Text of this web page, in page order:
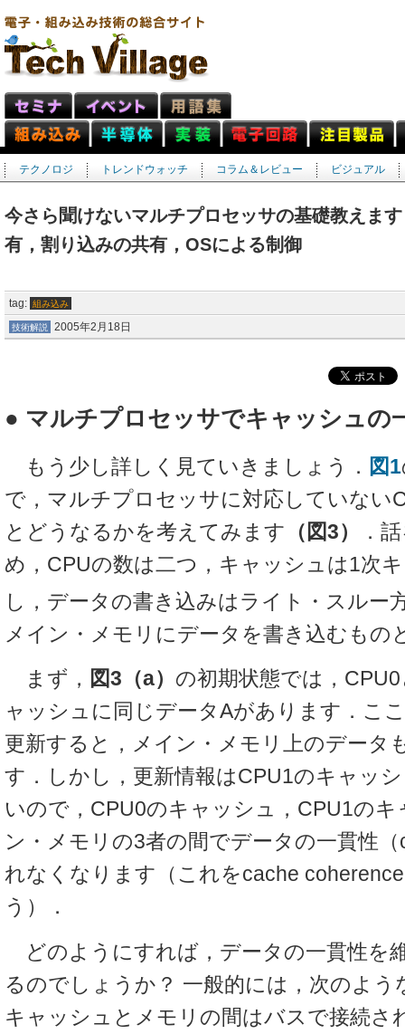
テクノロジ トレンドウォッチ コラム＆レビュー ビジュアル
今さら聞けないマルチプロセッサの基礎教え
有，割り込みの共有，OSによる制御
tag: 組み込み
技術解説 2005年2月18日
● マルチプロセッサでキャッシュの
もう少し詳しく見ていきましょう． 図1
で，マルチプロセッサに対応していない
とどうなるかを考えてみます （図3）
．
め，CPUの数は二つ，キャッシュは1次
し，データの書き込みはライト・スルー
メイン・メモリにデータを書き込むもの
まず， 図3（a） の初期状態では，
ャッシュに同じデータAがあります．こ
更新すると，メイン・メモリ上のデータ
す．しかし，更新情報はCPU1のキャッ
いので，CPU0のキャッシュ，CPU1の
ン・メモリの3者の間でデータの一貫性
れなくなります（これをcache
う）．
どのようにすれば，データの一貫性を
るのでしょうか？ 一般的には，次のよう
キャッシュとメモリの間はバスで接続さ